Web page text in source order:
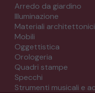
Arredo da giardino
Illuminazione
Materiali
Mobili
Oggettistica
Orologeria
Quadri stampe
Specchi
Strumenti musicali e